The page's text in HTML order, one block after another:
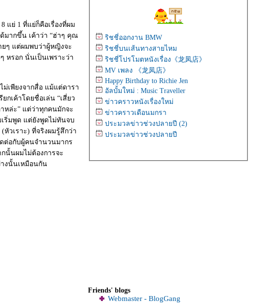
แย่ 1 ที่แย่ก็คือเรื่องที่ผม
มากขึ้น เค้าว่า “ฮ่าๆ คุณ
ยๆ แต่ผมพบว่าผู้หญิงจะ
หรอก นั่นเป็นเพราะว่า
ม่เพียงจากสื่อ แม้แต่ดารา
กเค้าโดยชื่อเล่น “เสี่ยว
หล่ะ” แต่ว่าทุกคนมักจะ
ริ่มพูด แต่ยังพูดไม่ทันจบ
วเราะ) ที่จริงผมรู้สึกว่า
ต่อกับผู้คนจำนวนมากร
นั้นผมไม่ต้องการจะ
งนั้นเหมือนกัน
ริชชี่ออกงาน BMW
ริชชี่บนเส้นทางสายไหม
ริชชี่โปรโมตหนังเรื่อง《龙凤店》
MV เพลง 《龙凤店》
Happy Birthday to Richie Jen
อัลบั้มใหม่ : Music Traveller
ข่าวคราวหนังเรื่องใหม่
ข่าวคราวเดือนมกรา
ประมวลข่าวช่วงปลายปี (2)
ประมวลข่าวช่วงปลายปี
Friends' blogs
Webmaster - BlogGang